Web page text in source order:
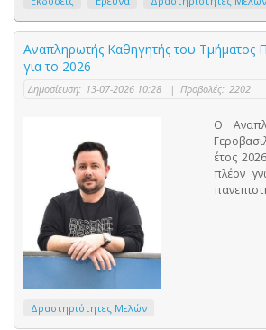
Αναπληρωτής Καθηγητής του Τμήματος
για το 2026
Δημοσίευση: 13-07-2026 10:28 | Προβολές: 2202
Ο
έτος
πλέον
Δραστηριότητες Μελών